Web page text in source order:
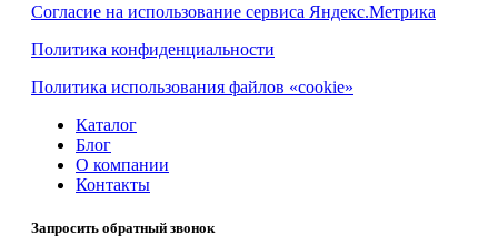
Согласие на использование сервиса Яндекс.Метрика
Политика конфиденциальности
Политика использования файлов «cookie»
Каталог
Блог
О компании
Контакты
Запросить обратный звонок